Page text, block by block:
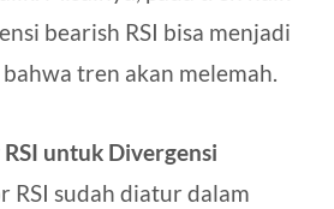
bearish RSI bisa menjadi
tren akan melemah.
untuk Divergensi
RSI sudah diatur dalam